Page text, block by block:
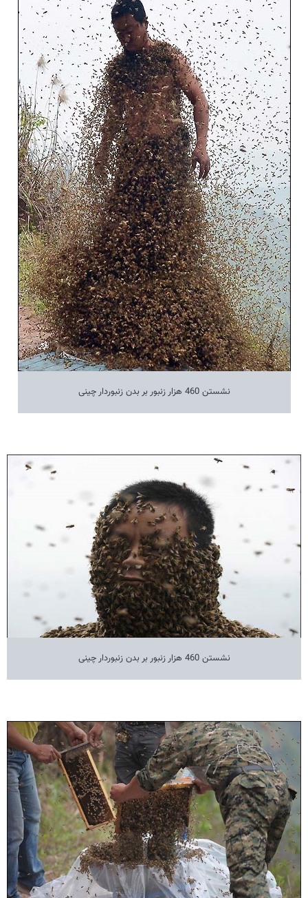
نشستن 460 هزار زنبور بر بدن زنبوردار چینی
نشستن 460 هزار زنبور بر بدن زنبوردار چینی